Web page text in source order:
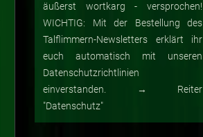
äußerst wortkarg - versprochen!
WICHTIG: Mit der Bestellung des
Talflimmern-Newsletters erklärt ihr
euch automatisch mit unseren
Datenschutzrichtlinien
einverstanden. → Reiter
"Datenschutz"